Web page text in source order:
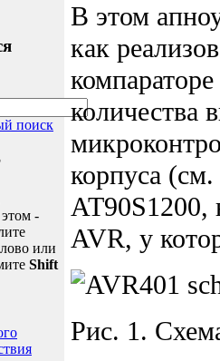
поиск
-
или
Shift
В этом
как
количества
корпуса
AT90S1200,
AVR, у
Рис. 1.